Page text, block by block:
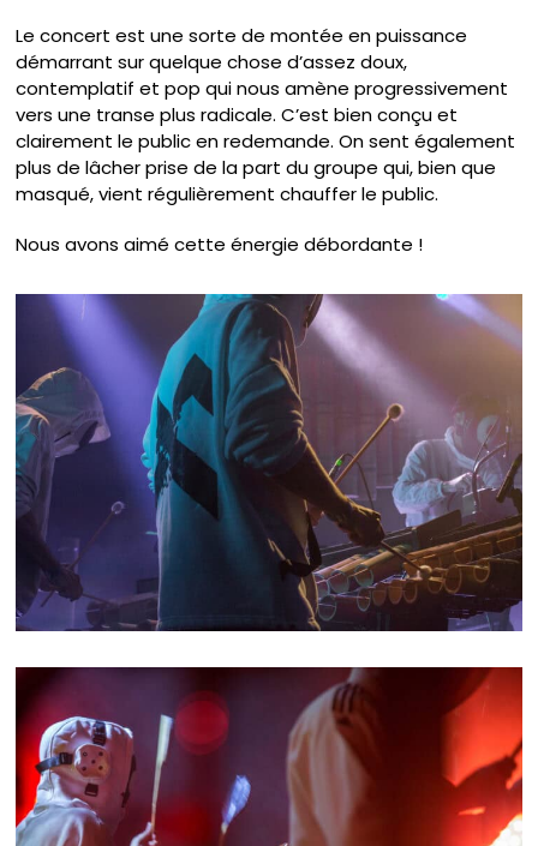
Le concert est une sorte de montée en puissance
démarrant sur quelque chose d’assez doux,
contemplatif et pop qui nous amène progressivement
vers une transe plus radicale. C’est bien conçu et
clairement le public en redemande. On sent également
plus de lâcher prise de la part du groupe qui, bien que
masqué, vient régulièrement chauffer le public.
Nous avons aimé cette énergie débordante !